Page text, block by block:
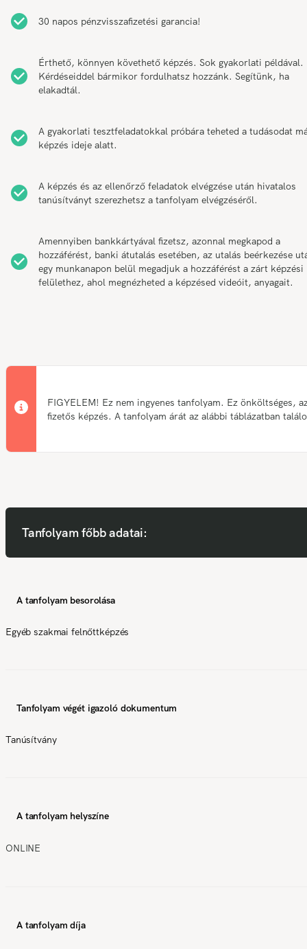
30 napos pénzvisszafizetési garancia!
Érthető, könnyen követhető képzés. Sok gyakorlati példával.
Kérdéseiddel bármikor fordulhatsz hozzánk. Segítünk, ha
elakadtál.
A gyakorlati tesztfeladatokkal próbára teheted a tudásodat
képzés ideje alatt.
A képzés és az ellenőrző feladatok elvégzése után hivatalos
tanúsítványt szerezhetsz a tanfolyam elvégzéséről.
Amennyiben bankkártyával fizetsz, azonnal megkapod a
hozzáférést, banki átutalás esetében, az utalás beérkezése
egy munkanapon belül megadjuk a hozzáférést a zárt képzési
felülethez, ahol megnézheted a képzésed videóit, anyagait.
FIGYELEM! Ez nem ingyenes tanfolyam. Ez önköltséges,
fizetős képzés. A tanfolyam árát az alábbi táblázatban
Tanfolyam főbb adatai:
A tanfolyam besorolása
Egyéb szakmai felnőttképzés
Tanfolyam végét igazoló dokumentum
Tanúsítvány
A tanfolyam helyszíne
ONLINE
A tanfolyam díja